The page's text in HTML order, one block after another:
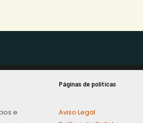
e
Páginas de políticas
Aviso Legal